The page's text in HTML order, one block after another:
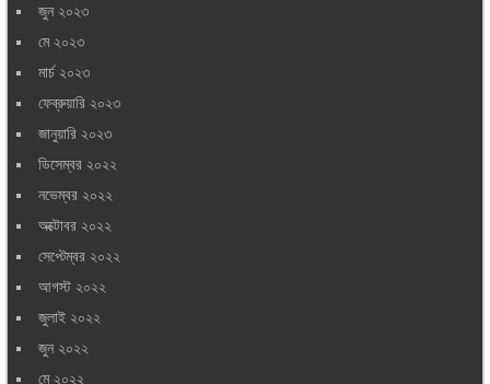
জুন ২০২৩
মে ২০২৩
মার্চ ২০২৩
ফেব্রুয়ারি ২০২৩
জানুয়ারি ২০২৩
ডিসেম্বর ২০২২
নভেম্বর ২০২২
অক্টোবর ২০২২
সেপ্টেম্বর ২০২২
আগস্ট ২০২২
জুলাই ২০২২
জুন ২০২২
মে ২০২২